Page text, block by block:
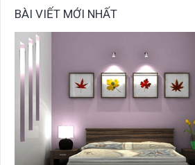
BÀI VIẾT MỚI NHẤT